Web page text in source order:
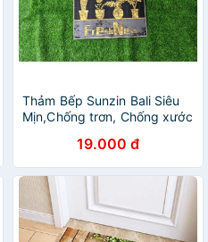
Thảm Bếp Sunzin Bali Siêu
Mịn,Chống trơn, Chống xước
19.000 đ